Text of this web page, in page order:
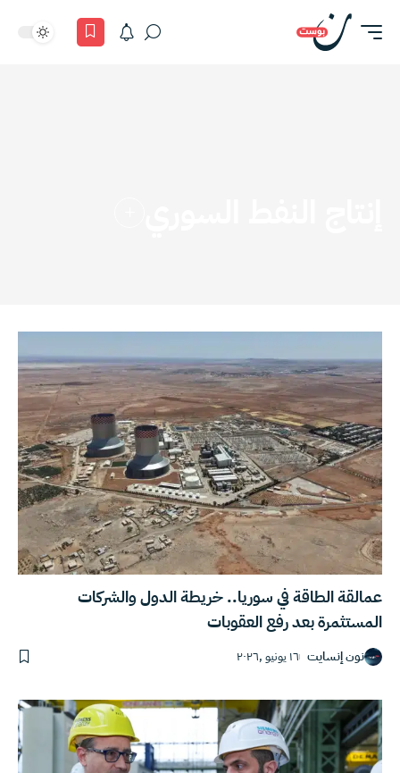
عمالقة الطاقة في سوريا.. خريطة الدول والشركات
المستثمرة بعد رفع العقوبات
نون إنسايت ١٦ يونيو ,٢٠٢٦